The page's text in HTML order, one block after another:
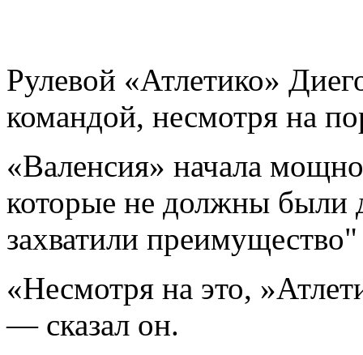
Рулевой «Атлетико»
командой, несмотря на
«Валенсия» начала
которые не должны были
захватили
«Несмотря на это,
— сказал он.